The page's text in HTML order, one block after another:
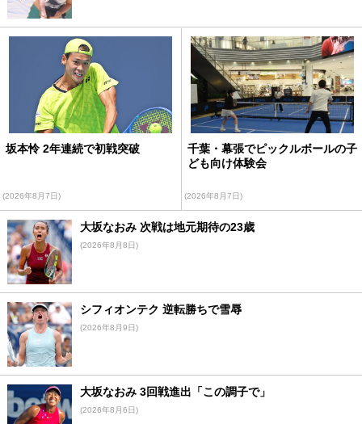
坂本怜 2年連続で初戦突破
(2026年8月7日)
千葉・幕張でピックルボールの子
ども向け体験会
(2026年8月7日)
大坂なおみ 次戦は地元期待の23歳
(2026年8月8日)
シフィオンテク 逆転勝ちで雪辱
(2026年8月9日)
大坂なおみ 3回戦進出「この調子で」
(2026年8月6日)